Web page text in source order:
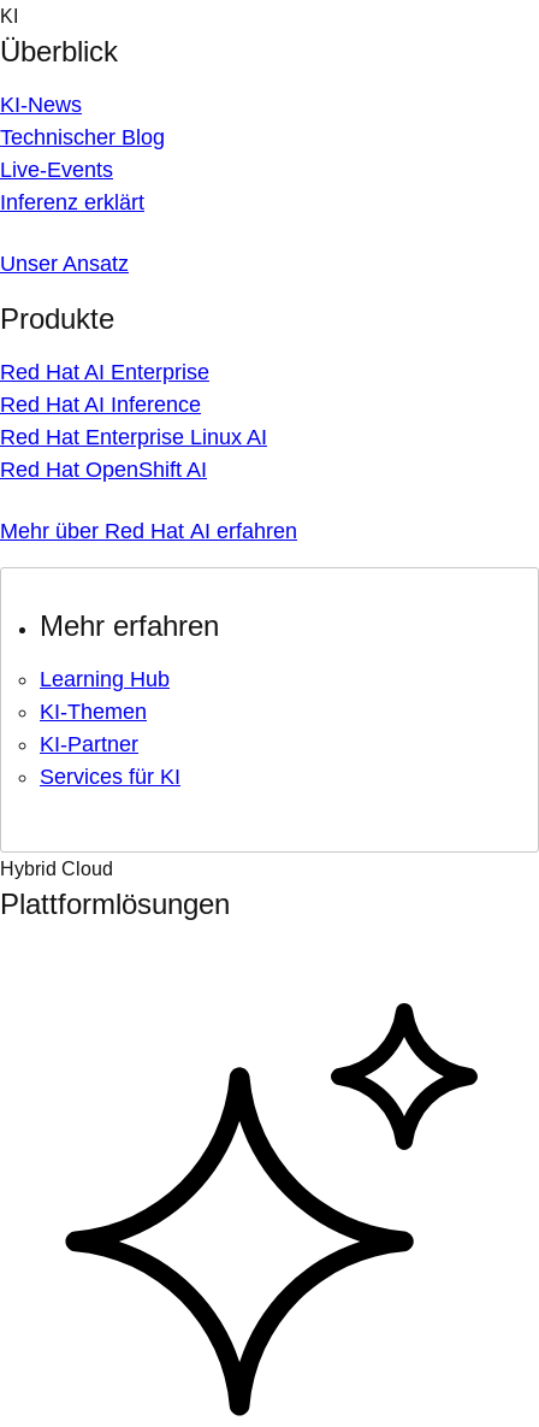
Skip
to
content
KI
Überblick
KI-News
Technischer Blog
Live-Events
Inferenz erklärt
Unser Ansatz
Produkte
Red Hat AI Enterprise
Red Hat AI Inference
Red Hat Enterprise Linux AI
Red Hat OpenShift AI
Mehr über Red Hat AI erfahren
Mehr erfahren
Learning Hub
KI-Themen
KI-Partner
Services für KI
Hybrid Cloud
Plattformlösungen